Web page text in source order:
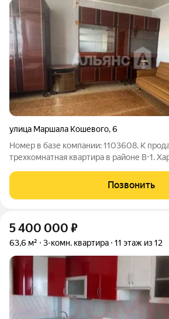
улица Маршала Кошевого,6
Номер в базе компании: 1103608. К
трехкомнатная квартира в районе В-1.
этаже 12 этажного панельного дома. К
предложения относятся: - квартира в
Позвонить
5 400 000 ₽
63,6 м² 3-комн. квартира 11 этаж из 12